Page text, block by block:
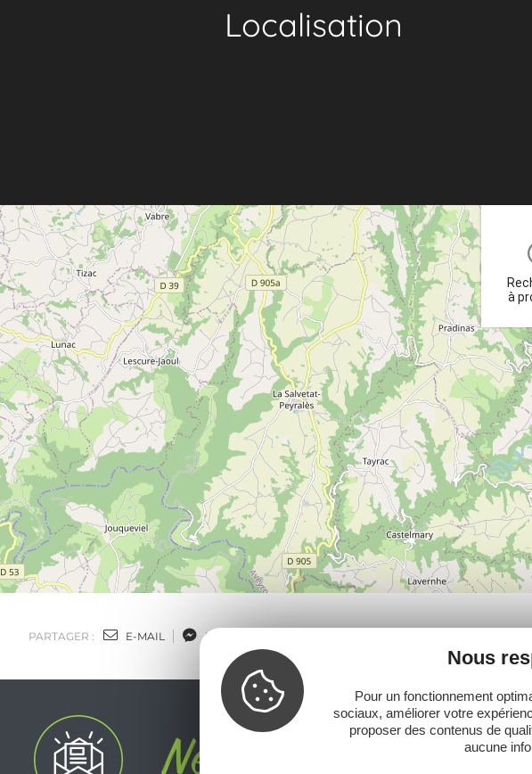
Localisation
à
PARTAGER : E-MAIL MESSENGER
Ne
Nous
Pour un fonctionnement
sociaux, améliorer votre
proposer des contenus de
aucune